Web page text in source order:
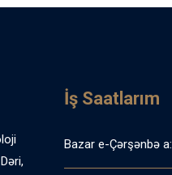
İş Saatlarım
Bazar e-Çərşənbə a: